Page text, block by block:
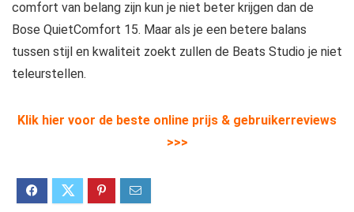
comfort van belang zijn kun je niet beter krijgen dan de
Bose QuietComfort 15. Maar als je een betere balans
tussen stijl en kwaliteit zoekt zullen de Beats Studio je niet
teleurstellen.
Klik hier voor de beste online prijs & gebruikerreviews
>>>